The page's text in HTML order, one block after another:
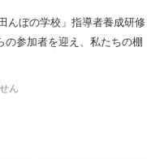
んぼの学校」指導者養成研修
参加者を迎え、私たちの棚
ん